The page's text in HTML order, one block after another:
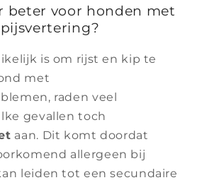
beter voor honden met
is om rijst en kip te
met
raden veel
gevallen toch
aan. Dit komt doordat
allergeen bij
leiden tot een secundaire